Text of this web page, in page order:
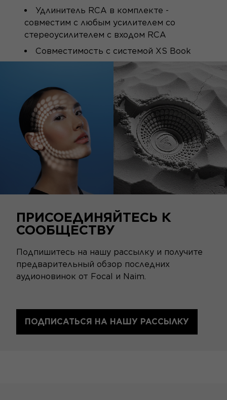
Удлинитель RCA в комплекте -
совместим с любым усилителем со
стереоусилителем с входом RCA
Совместимость с системой XS Book
ПРИСОЕДИНЯЙТЕСЬ К
СООБЩЕСТВУ
Подпишитесь на нашу рассылку и получите
предварительный обзор последних
аудионовинок от Focal и Naim.
ПОДПИСАТЬСЯ НА НАШУ РАССЫЛКУ